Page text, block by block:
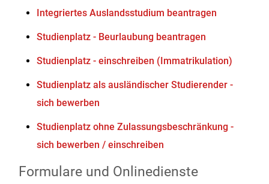
Integriertes Auslandsstudium beantragen
Studienplatz - Beurlaubung beantragen
Studienplatz - einschreiben (Immatrikulation)
Studienplatz als ausländischer Studierender -
sich bewerben
Studienplatz ohne Zulassungsbeschränkung -
sich bewerben / einschreiben
Formulare und Onlinedienste